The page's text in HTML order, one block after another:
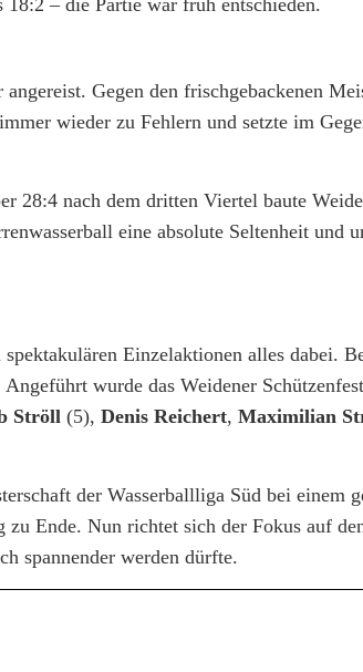
Gegen den frischgebackenen
wieder zu Fehlern und setzte im
28:4 nach dem dritten Viertel baute
eine absolute Seltenheit und
Einzelaktionen alles dabei.
wurde das Weidener
Ströll (5), Denis Reichert, Maximilian
der Wasserballliga Süd bei einem
zu Ende. Nun richtet sich der Fokus auf
spannender werden dürfte.